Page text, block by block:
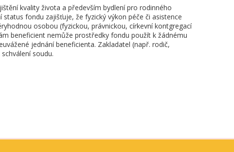
kvality života a především bydlení pro rodinného
fondu zajišťuje, že fyzický výkon péče či asistence
osobou (fyzickou, právnickou, církevní kontgregací
beneficient nemůže prostředky fondu použít k žádnému
jednání beneficienta. Zakladatel (např. rodič,
soudu.